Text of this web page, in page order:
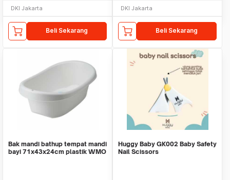
DKI Jakarta
Beli Sekarang
DKI Jakarta
Beli Sekarang
Bak mandi bathup tempat mandi
bayi 71x43x24cm plastik WMO
Huggy Baby GK002 Baby Safety
Nail Scissors